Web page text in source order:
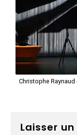
Christophe Raynaud
Laisser